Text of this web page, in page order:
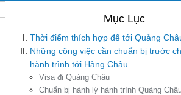
Thời điểm thích hợp để tới Quảng
Những công việc cần chuẩn bị trước
hành trình tới Hàng Châu
Visa đi Quảng Châu
Chuẩn bị hành lý hành trình Quảng